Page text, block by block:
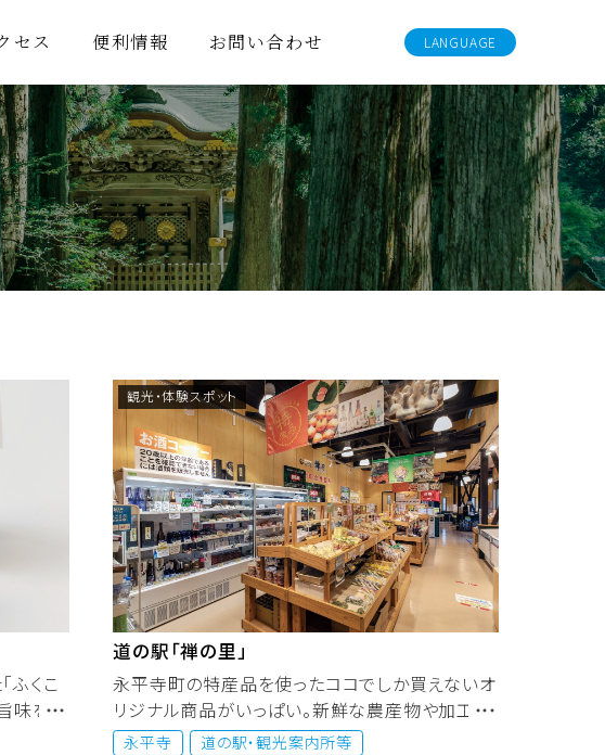
セス 便利情報
観光パンフレット
写真素材集
当サイトご利用にあたって
お問い合わせについて
デジタル観光マップ
お問い合わせ LANGUAGE
ふくこ
味をそ
観光・体験スポット
道の駅「禅の里」
永平寺町の特産品を使ったココでしか買えないオ
リジナル商品がいっぱい。新鮮な農産物や加工
品、町内外のお土産品も揃います。併...
永平寺
道の駅・観光案内所等